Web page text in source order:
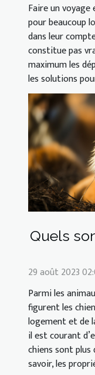
Faire un
pour beaucoup
dans leur
constitue pas
maximum les
les solutions
Quels
29 août 2023
Parmi les
figurent les
logement et de
il est courant
chiens sont plus
savoir, les